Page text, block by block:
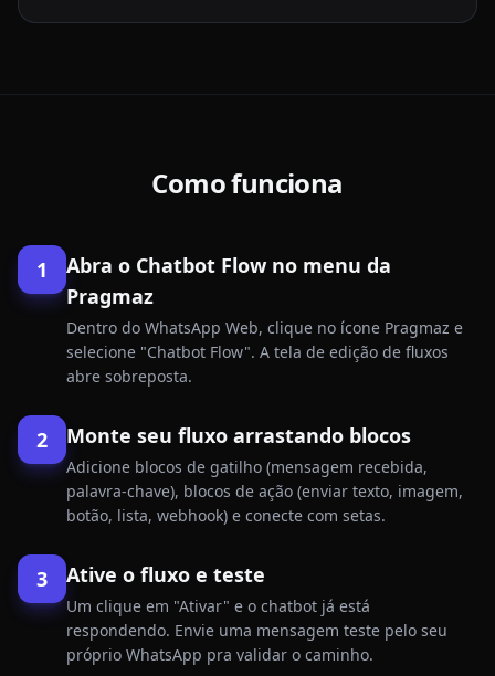
Como funciona
1
Abra o Chatbot Flow no menu da
Pragmaz
Dentro do WhatsApp Web, clique no ícone Pragmaz e
selecione "Chatbot Flow". A tela de edição de fluxos
abre sobreposta.
2 Monte seu fluxo arrastando blocos
Adicione blocos de gatilho (mensagem recebida,
palavra-chave), blocos de ação (enviar texto, imagem,
botão, lista, webhook) e conecte com setas.
3 Ative o fluxo e teste
Um clique em "Ativar" e o chatbot já está
respondendo. Envie uma mensagem teste pelo seu
próprio WhatsApp pra validar o caminho.